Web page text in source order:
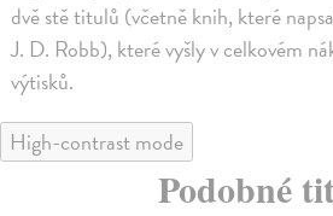
dvě stě titulů (včetně knih, které
J. D. Robb), které vyšly v celkovém
výtisků.
High-contrast mode
Podobné